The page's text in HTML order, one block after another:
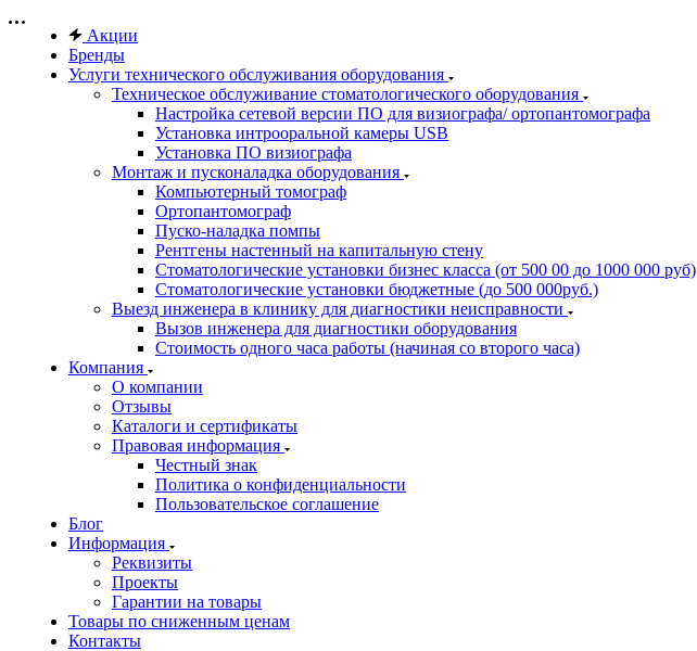
Акции
Бренды
Услуги технического обслуживания оборудования
Техническое обслуживание стоматологического оборудования
Настройка сетевой версии ПО для визиографа/ ортопантомографа
Установка интрооральной камеры USB
Установка ПО визиографа
Монтаж и пусконаладка оборудования
Компьютерный томограф
Ортопантомограф
Пуско-наладка помпы
Рентгены настенный на капитальную стену
Стоматологические установки бизнес класса (от 500 00 до 1000 000 руб)
Стоматологические установки бюджетные (до 500 000руб.)
Выезд инженера в клинику для диагностики неисправности
Вызов инженера для диагностики оборудования
Стоимость одного часа работы (начиная со второго часа)
Компания
О компании
Отзывы
Каталоги и сертификаты
Правовая информация
Честный знак
Политика о конфиденциальности
Пользовательское соглашение
Блог
Информация
Реквизиты
Проекты
Гарантии на товары
Товары по сниженным ценам
Контакты